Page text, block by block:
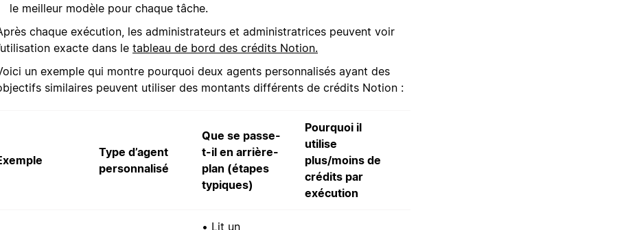
le meilleur modèle pour chaque tâche.
chaque exécution, les administrateurs et administratrices peuvent voir
exacte dans le tableau de bord des crédits Notion.
un exemple qui montre pourquoi deux agents personnalisés ayant des
similaires peuvent utiliser des montants différents de crédits Notion :
Type d’agent
personnalisé
Que se passe-
t-il en arrière-
plan (étapes
typiques)
Pourquoi il
utilise
plus/moins de
crédits par
exécution
• Lit un